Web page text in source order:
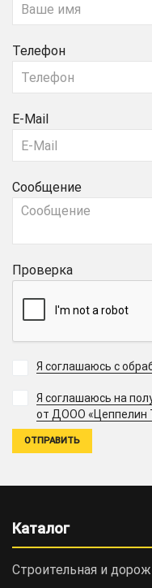
Телефон
E-Mail
Сообщение
Проверка
Я соглашаюсь с
Я соглашаюсь на
от ДООО «Цеппелин
Каталог
Строительная и